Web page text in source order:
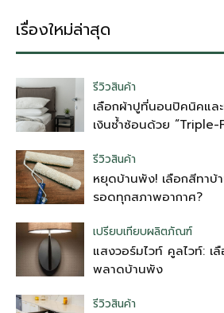
เรื่องใหม่ล่าสุด
รีวิวสินค้า
เลือกผ้าปูที่นอนปิคนิคแล
เงินซ้ำซ้อนด้วย “Triple-
รีวิวสินค้า
หยุดบ้านพัง! เลือกสีทาบ้
รอดทุกสภาพอากาศ?
เปรียบเทียบผลิตภัณฑ์
แสงวอร์มไวท์ คูลไวท์: เ
พลาดบ้านพัง
รีวิวสินค้า